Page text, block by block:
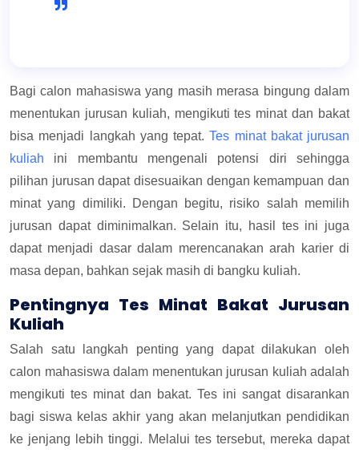
Bagi calon mahasiswa yang masih merasa bingung dalam
menentukan jurusan kuliah, mengikuti tes minat dan bakat
bisa menjadi langkah yang tepat.Tes minat bakat jurusan
kuliah ini membantu mengenali potensi diri sehingga
pilihan jurusan dapat disesuaikan dengan kemampuan dan
minat yang dimiliki. Dengan begitu, risiko salah memilih
jurusan dapat diminimalkan. Selain itu, hasil tes ini juga
dapat menjadi dasar dalam merencanakan arah karier di
masa depan, bahkan sejak masih di bangku kuliah.
Pentingnya Tes Minat Bakat Jurusan
Kuliah
Salah satu langkah penting yang dapat dilakukan oleh
calon mahasiswa dalam menentukan jurusan kuliah adalah
mengikuti tes minat dan bakat. Tes ini sangat disarankan
bagi siswa kelas akhir yang akan melanjutkan pendidikan
ke jenjang lebih tinggi. Melalui tes tersebut, mereka dapat